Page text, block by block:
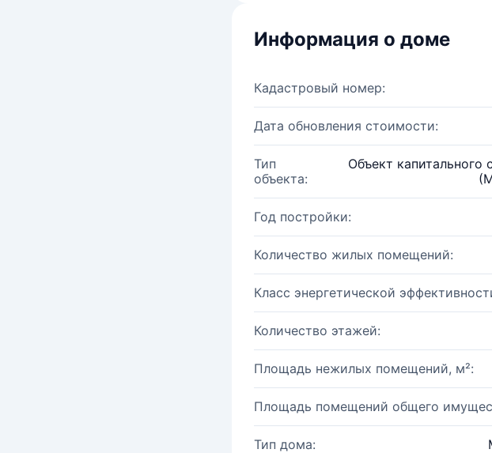
Информация о доме
Кадастровый номер:
Дата обновления стоимости:
Тип
объекта:
Объект капитального
Год постройки:
Количество жилых помещений:
Класс энергетической
Количество этажей:
Площадь нежилых помещений, м²:
Площадь помещений общего
Тип дома: